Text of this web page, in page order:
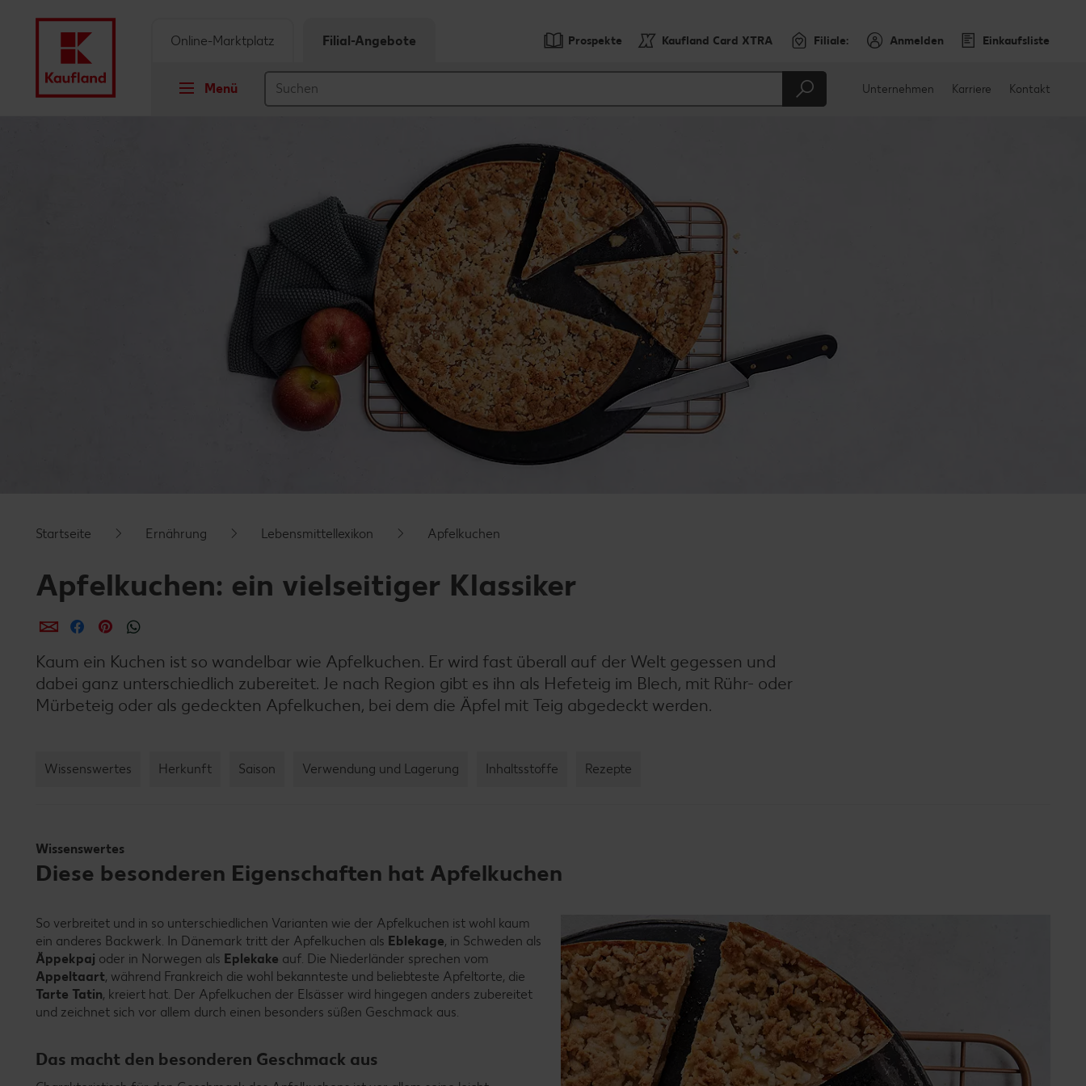
Prospekte Kaufland Card XTRA Filiale: Anmelden Einkaufsliste
Menü
Online-Marktplatz Filial-Angebote
Unternehmen Karriere Kontakt
Startseite Ernährung Lebensmittellexikon Apfelkuchen
Apfelkuchen: ein vielseitiger Klassiker
per E-Mail teilen
per Facebook teilen
per Pinterest teilen
Kaum ein Kuchen ist so wandelbar wie Apfelkuchen. Er wird fast überall auf der Welt gegessen und
dabei ganz unterschiedlich zubereitet. Je nach Region gibt es ihn als Hefeteig im Blech, mit Rühr- oder
Mürbeteig oder als gedeckten Apfelkuchen, bei dem die Äpfel mit Teig abgedeckt werden.
Wissenswertes Herkunft Saison Verwendung und Lagerung Inhaltsstoffe Rezepte
Wissenswertes
Diese besonderen Eigenschaften hat Apfelkuchen
So verbreitet und in so unterschiedlichen Varianten wie der Apfelkuchen ist wohl kaum
ein anderes Backwerk. In Dänemark tritt der Apfelkuchen als Eblekage, in Schweden als
Äppekpaj oder in Norwegen als Eplekake auf. Die Niederländer sprechen vom
Appeltaart, während Frankreich die wohl bekannteste und beliebteste Apfeltorte, die
Tarte Tatin, kreiert hat. Der Apfelkuchen der Elsässer wird hingegen anders zubereitet
und zeichnet sich vor allem durch einen besonders süßen Geschmack aus.
Das macht den besonderen Geschmack aus